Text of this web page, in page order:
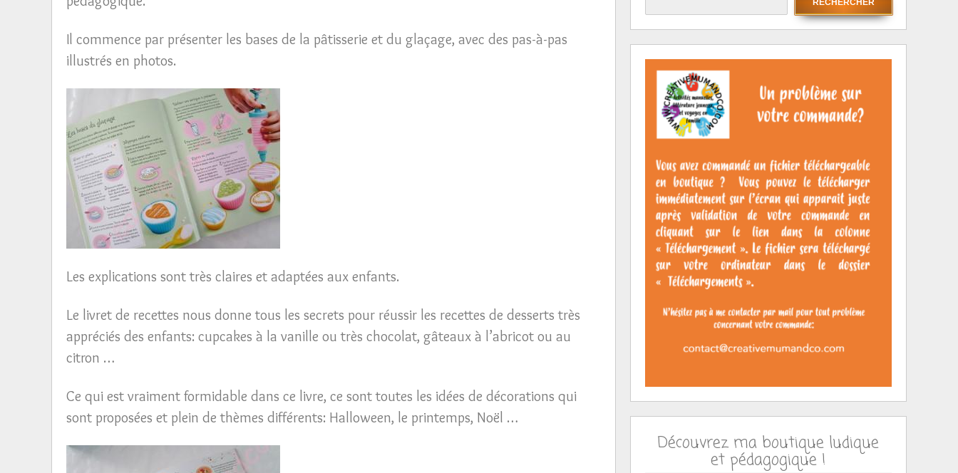
Il commence par présenter les bases de la pâtisserie et du glaçage, avec des pas-à-pas
illustrés en photos.
Les explications sont très claires et adaptées aux enfants.
Le livret de recettes nous donne tous les secrets pour réussir les recettes de desserts très
appréciés des enfants: cupcakes à la vanille ou très chocolat, gâteaux à l’abricot ou au
citron …
Ce qui est vraiment formidable dans ce livre, ce sont toutes les idées de décorations qui
sont proposées et plein de thèmes différents: Halloween, le printemps, Noël …
RECHERCHER
Découvrez ma boutique ludique
et pédagogique !